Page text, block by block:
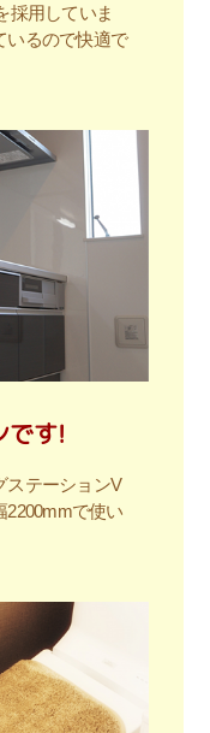
採用していま
いるので快適で
です!
ステーションV
2200mmで使い